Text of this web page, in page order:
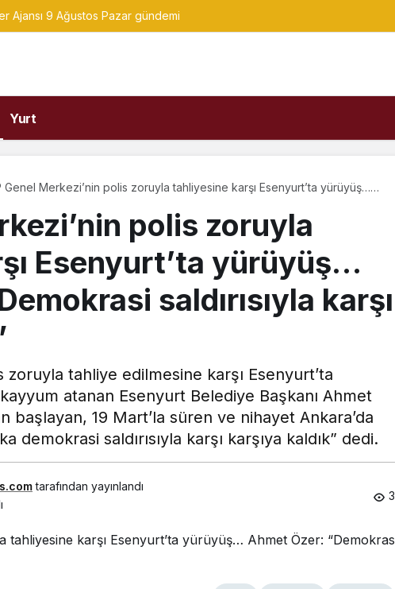
Ajansı 9 Ağustos Pazar gündemi
Yurt
Genel Merkezi’nin polis zoruyla tahliyesine karşı Esenyurt’ta yürüyüş…
polis zoruyla
Esenyurt’ta yürüyüş…
saldırısıyla karşı
zoruyla tahliye edilmesine karşı Esenyurt’ta
atanan Esenyurt Belediye Başkanı Ahmet
başlayan, 19 Mart’la süren ve nihayet Ankara’da
saldırısıyla karşı karşıya kaldık” dedi.
tarafından yayınlandı
3